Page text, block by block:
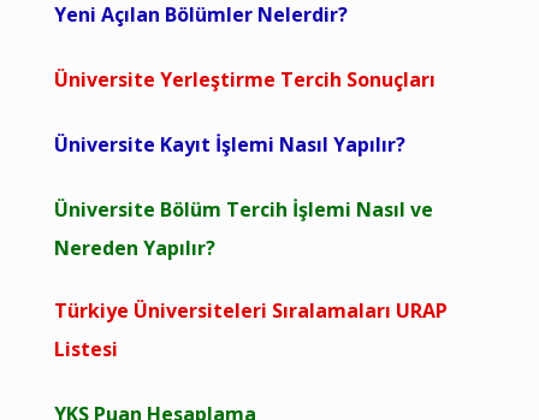
Yeni Açılan Bölümler Nelerdir?
Üniversite Yerleştirme Tercih Sonuçları
Üniversite Kayıt İşlemi Nasıl Yapılır?
Üniversite Bölüm Tercih İşlemi Nasıl ve
Nereden Yapılır?
Türkiye Üniversiteleri Sıralamaları URAP
Listesi
YKS Puan Hesaplama